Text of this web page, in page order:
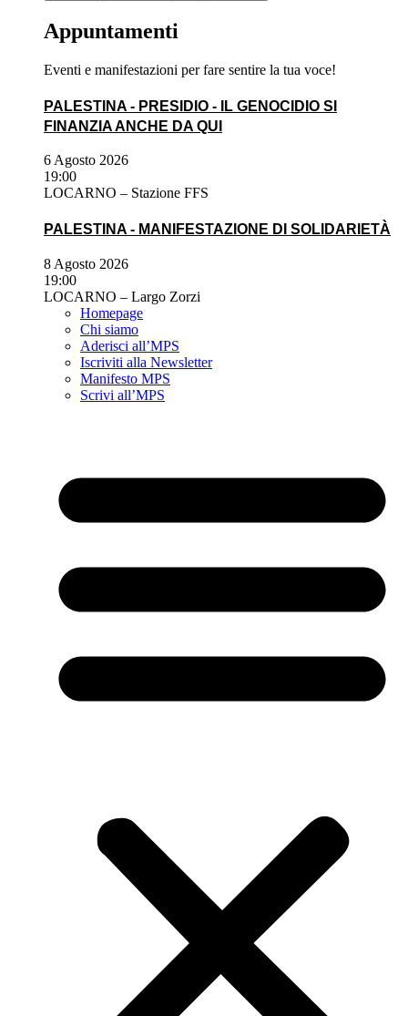
Appuntamenti
Eventi e manifestazioni per fare sentire la tua voce!
PALESTINA - PRESIDIO - IL GENOCIDIO SI
FINANZIA ANCHE DA QUI
6 Agosto 2026
19:00
LOCARNO – Stazione FFS
PALESTINA - MANIFESTAZIONE DI SOLIDARIETÀ
8 Agosto 2026
19:00
LOCARNO – Largo Zorzi
Homepage
Chi siamo
Aderisci all’MPS
Iscriviti alla Newsletter
Manifesto MPS
Scrivi all’MPS